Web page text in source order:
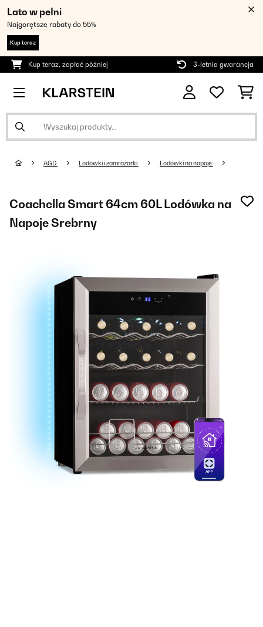
Lato w pełni
Najgorętsze rabaty do 55%
Kup teraz
Kup teraz, zapłać później 3-letnia gwarancja
AGD Lodówki i zamrażarki Lodówki na napoje
Coachella Smart 64cm 60L Lodówka na
Napoje Srebrny